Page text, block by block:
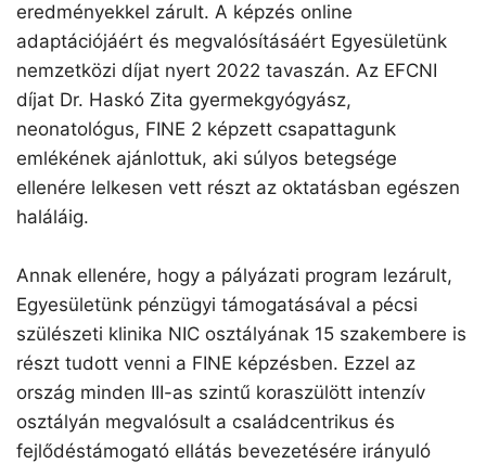
eredményekkel zárult. A képzés online
adaptációjáért és megvalósításáért Egyesületünk
nemzetközi díjat nyert 2022 tavaszán. Az EFCNI
díjat Dr. Haskó Zita gyermekgyógyász,
neonatológus, FINE 2 képzett csapattagunk
emlékének ajánlottuk, aki súlyos betegsége
ellenére lelkesen vett részt az oktatásban egészen
haláláig.
Annak ellenére, hogy a pályázati program lezárult,
Egyesületünk pénzügyi támogatásával a pécsi
szülészeti klinika NIC osztályának 15 szakembere is
részt tudott venni a FINE képzésben. Ezzel az
ország minden III-as szintű koraszülött intenzív
osztályán megvalósult a családcentrikus és
fejlődéstámogató ellátás bevezetésére irányuló